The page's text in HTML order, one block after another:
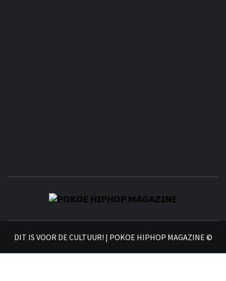
DIT IS VOOR DE CULTUUR! | POKOE HIPHOP MAGAZINE ©